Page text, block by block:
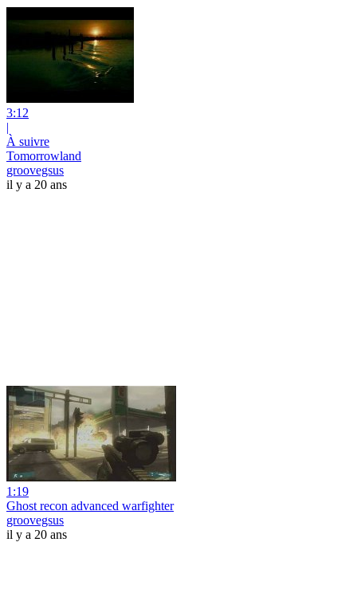
3:12
|
À suivre
Tomorrowland
groovegsus
il y a 20 ans
1:19
Ghost recon advanced warfighter
groovegsus
il y a 20 ans